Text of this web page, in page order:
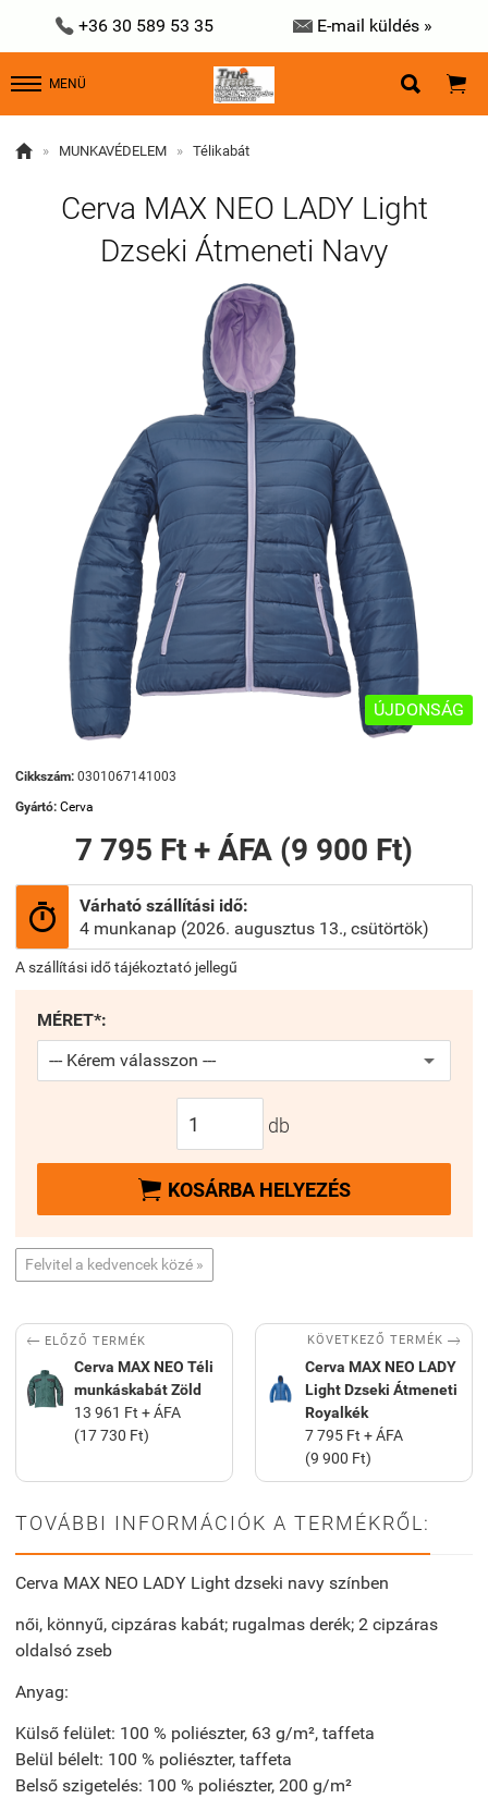
 +36 30 589 53 35  E-mail küldés »
MENÜ  
 » MUNKAVÉDELEM » Télikabát
Cerva MAX NEO LADY Light
Dzseki Átmeneti Navy
ÚJDONSÁG
Cikkszám: 0301067141003
Gyártó: Cerva
7 795 Ft + ÁFA (9 900 Ft)

Várható szállítási idő:
4 munkanap (2026. augusztus 13., csütörtök)
A szállítási idő tájékoztató jellegű
MÉRET*:
db
 KOSÁRBA HELYEZÉS
Felvitel a kedvencek közé »
 ELŐZŐ TERMÉK
Cerva MAX NEO Téli
munkáskabát Zöld
13 961 Ft + ÁFA
(17 730 Ft)
KÖVETKEZŐ TERMÉK 
Cerva MAX NEO LADY
Light Dzseki Átmeneti
Royalkék
7 795 Ft + ÁFA
(9 900 Ft)
TOVÁBBI INFORMÁCIÓK A TERMÉKRŐL:
Cerva MAX NEO LADY Light dzseki navy színben
női, könnyű, cipzáras kabát; rugalmas derék; 2 cipzáras
oldalsó zseb
Anyag:
Külső felület: 100 % poliészter, 63 g/m², taffeta
Belül bélelt: 100 % poliészter, taffeta
Belső szigetelés: 100 % poliészter, 200 g/m²